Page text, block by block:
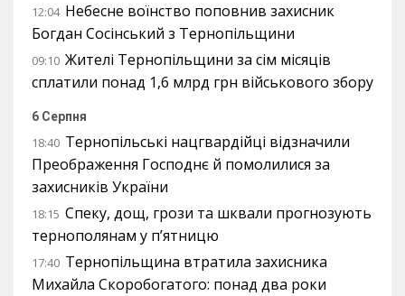
12:04 Небесне воїнство поповнив захисник
Богдан Сосінський з Тернопільщини
09:10 Жителі Тернопільщини за сім місяців
сплатили понад 1,6 млрд грн військового збору
6 Серпня
18:40 Тернопільські нацгвардійці відзначили
Преображення Господнє й помолилися за
захисників України
18:15 Спеку, дощ, грози та шквали прогнозують
тернополянам у п’ятницю
17:40 Тернопільщина втратила захисника
Михайла Скоробогатого: понад два роки